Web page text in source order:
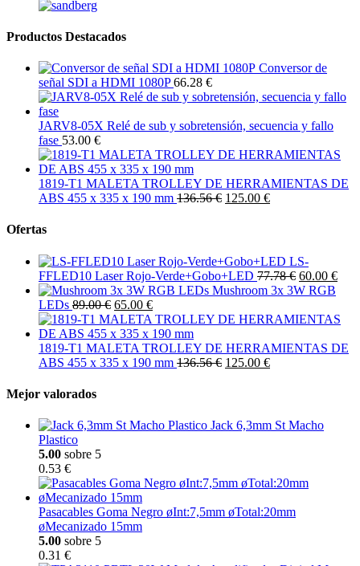
Productos Destacados
Conversor de
señal SDI a HDMI 1080P 66.28 €
JARV8-05X Relé de sub y sobretensión, secuencia y fallo
fase 53.00 €
1819-T1 MALETA TROLLEY DE HERRAMIENTAS DE
ABS 455 x 335 x 190 mm 136.56 € 125.00 €
Ofertas
LS-
FFLED10 Laser Rojo-Verde+Gobo+LED 77.78 € 60.00 €
Mushroom 3x 3W RGB
LEDs 89.00 € 65.00 €
1819-T1 MALETA TROLLEY DE HERRAMIENTAS DE
ABS 455 x 335 x 190 mm 136.56 € 125.00 €
Mejor valorados
Jack 6,3mm St Macho
Plastico
5.00 sobre 5
0.53 €
Pasacables Goma Negro øInt:7,5mm øTotal:20mm
øMecanizado 15mm
5.00 sobre 5
0.31 €